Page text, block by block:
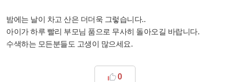
밤에는 날이 차고 산은 더더욱 그렇습니다..
아이가 하루 빨리 부모님 품으로 무사히 돌아오길 바랍니다.
수색하는 모든분들도 고생이 많으세요.
0